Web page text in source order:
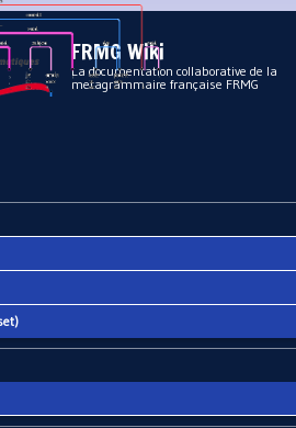
contenu principal
FRMG Wiki
La documentation collaborative de la
metagrammaire française FRMG